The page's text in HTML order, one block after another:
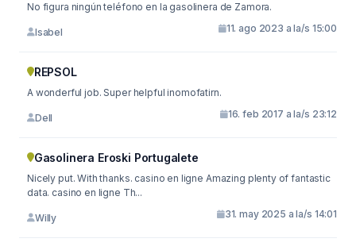
No figura ningún teléfono en la gasolinera de Zamora.
Isabel 11. ago 2023 a la/s 15:00
REPSOL
A wonderful job. Super helpful inomofatirn.
Dell 16. feb 2017 a la/s 23:12
Gasolinera Eroski Portugalete
Nicely put. With thanks. casino en ligne Amazing plenty of fantastic
data. casino en ligne Th...
Willy 31. may 2025 a la/s 14:01